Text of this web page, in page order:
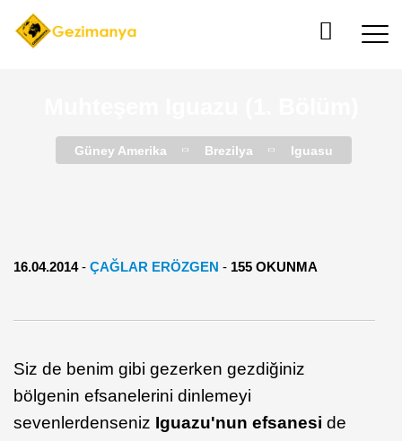
Güney Amerika Brezilya Iguasu
16.04.2014- ÇAĞLAR ERÖZGEN - 155 OKUNMA
Siz de benim gibi gezerken gezdiğiniz
bölgenin efsanelerini dinlemeyi
sevenlerdenseniz Iguazu'nun efsanesi de